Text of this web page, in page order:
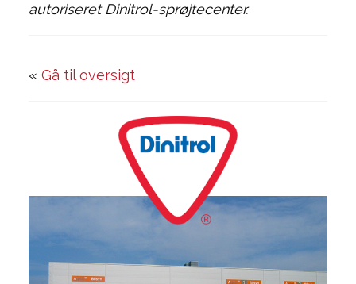
autoriseret Dinitrol-sprøjtecenter.
« Gå til oversigt